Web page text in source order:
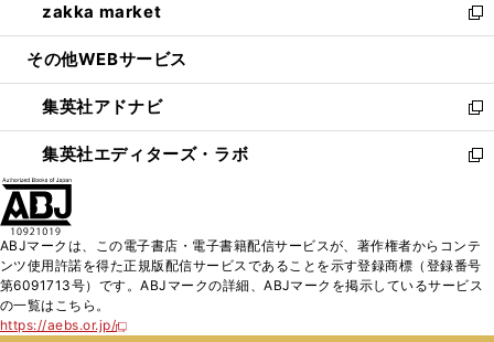
く
で
開
ド
ウ
開
く
ィ
ン
ウ
で
開
く
い
ウ
ン
ド
ウ
で
zakka market
新
し
ウ
ィ
ン
ド
く
その他WEBサービス
集英社アドナビ
新
し
い
ド
ウ
で
集英社エディターズ・ラボ
新
ィ
ン
ABJマークは、この電子書店・電子書籍配信サービスが、著作権者からコンテ
ンツ使用許諾を得た正規版配信サービスであることを示す登録商標（登録番号
第6091713号）です。ABJマークの詳細、ABJマークを掲示しているサービス
の一覧はこちら。
https://aebs.or.jp/
新